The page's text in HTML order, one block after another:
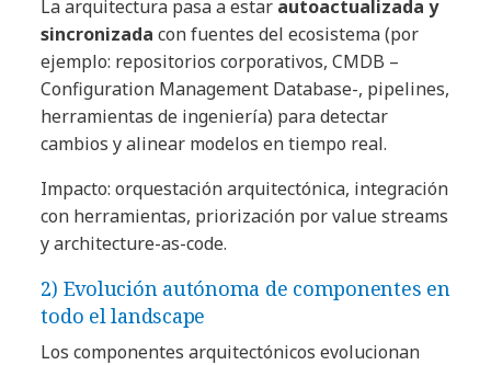
La arquitectura pasa a estar autoactualizada y
sincronizada con fuentes del ecosistema (por
ejemplo: repositorios corporativos, CMDB –
Configuration Management Database-, pipelines,
herramientas de ingeniería) para detectar
cambios y alinear modelos en tiempo real.
Impacto: orquestación arquitectónica, integración
con herramientas, priorización por value streams
y architecture-as-code.
2) Evolución autónoma de componentes en
todo el landscape
Los componentes arquitectónicos evolucionan